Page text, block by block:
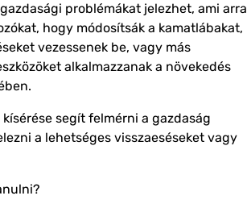
problémákat jelezhet, ami arra
hogy módosítsák a kamatlábakat,
vezessenek be, vagy más
alkalmazzanak a növekedés
segít felmérni a gazdaság
a lehetséges visszaeséseket vagy